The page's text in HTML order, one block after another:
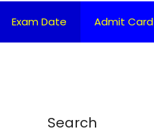
Exam Date Admit Card
Search